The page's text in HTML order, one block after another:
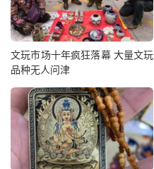
文玩市场十年疯狂落幕 大量文玩
品种无人问津